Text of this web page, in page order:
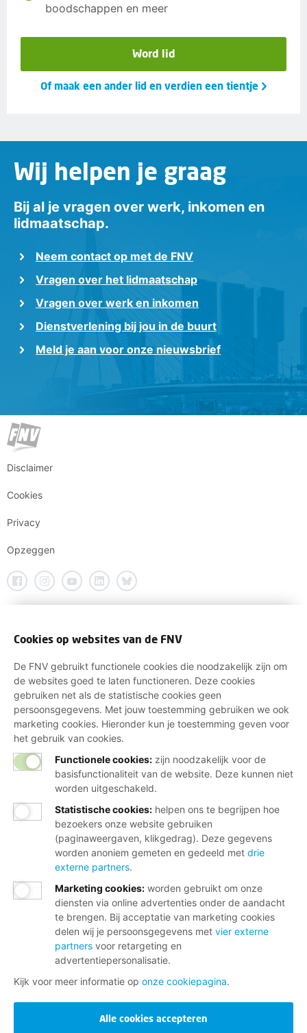
boodschappen en meer
Word lid
Of maak een ander lid en verdien een tientje
Wij helpen je graag
Bij al je vragen over werk, inkomen en
lidmaatschap.
Neem contact op met de FNV
Vragen over het lidmaatschap
Vragen over werk en inkomen
Dienstverlening bij jou in de buurt
Meld je aan voor onze nieuwsbrief
Disclaimer
Cookies
Privacy
Opzeggen
Cookies op websites van de FNV
De FNV gebruikt functionele cookies die noodzakelijk zijn om
de websites goed te laten functioneren. Deze cookies
gebruiken net als de statistische cookies geen
persoonsgegevens. Met jouw toestemming gebruiken we ook
marketing cookies. Hieronder kun je toestemming geven voor
het gebruik van cookies.
Functionele cookies: zijn noodzakelijk voor de
basisfunctionaliteit van de website. Deze kunnen niet
worden uitgeschakeld.
Statistische cookies: helpen ons te begrijpen hoe
bezoekers onze website gebruiken
(paginaweergaven, klikgedrag). Deze gegevens
worden anoniem gemeten en gedeeld met drie
externe partners.
Marketing cookies: worden gebruikt om onze
diensten via online advertenties onder de aandacht
te brengen. Bij acceptatie van marketing cookies
delen wij je persoonsgegevens met vier externe
partners voor retargeting en
advertentiepersonalisatie.
Kijk voor meer informatie op onze cookiepagina.
Alle cookies accepteren